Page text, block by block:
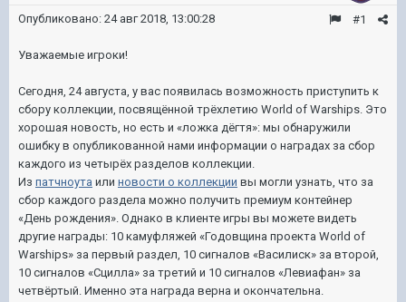
#1
Опубликовано: 24 авг 2018, 13:00:28
Уважаемые игроки!
Сегодня, 24 августа, у вас появилась возможность приступить к
сбору коллекции, посвящённой трёхлетию World of Warships. Это
хорошая новость, но есть и «ложка дёгтя»: мы обнаружили
ошибку в опубликованной нами информации о наградах за сбор
каждого из четырёх разделов коллекции.
Из патчноута или новости о коллекции вы могли узнать, что за
сбор каждого раздела можно получить премиум контейнер
«День рождения». Однако в клиенте игры вы можете видеть
другие награды: 10 камуфляжей «Годовщина проекта World of
Warships» за первый раздел, 10 сигналов «Василиск» за второй,
10 сигналов «Сцилла» за третий и 10 сигналов «Левиафан» за
четвёртый. Именно эта награда верна и окончательна.